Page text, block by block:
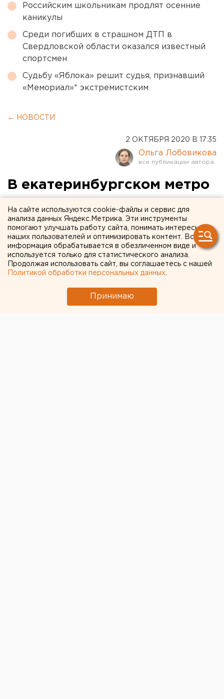
Российским школьникам продлят осенние
каникулы
Среди погибших в страшном ДТП в
Свердловской области оказался известный
спортсмен
Судьбу «Яблока» решит судья, признавший
«Мемориал»* экстремистским
← НОВОСТИ
2 ОКТЯБРЯ 2020 В 17:35
Ольга Лобовикова
В екатеринбургском метро
хотят установить автоматы
с масками
На сайте используются cookie-файлы и сервис для
анализа данных Яндекс.Метрика. Эти инструменты
помогают улучшать работу сайта, понимать интересы
наших пользователей и оптимизировать контент. Вся
информация обрабатывается в обезличенном виде и
используется только для статистического анализа.
Продолжая использовать сайт, вы соглашаетесь с нашей
Политикой обработки персональных данных
Принимаю